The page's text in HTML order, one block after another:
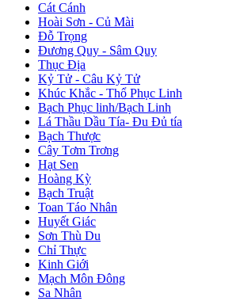
Cát Cánh
Hoài Sơn - Củ Mài
Đỗ Trọng
Đương Quy - Sâm Quy
Thục Địa
Kỷ Tử - Câu Kỷ Tử
Khúc Khắc - Thổ Phục Linh
Bạch Phục linh/Bạch Linh
Lá Thầu Dầu Tía- Đu Đủ tía
Bạch Thược
Cây Tơm Trơng
Hạt Sen
Hoàng Kỳ
Bạch Truật
Toan Táo Nhân
Huyết Giác
Sơn Thù Du
Chỉ Thực
Kinh Giới
Mạch Môn Đông
Sa Nhân